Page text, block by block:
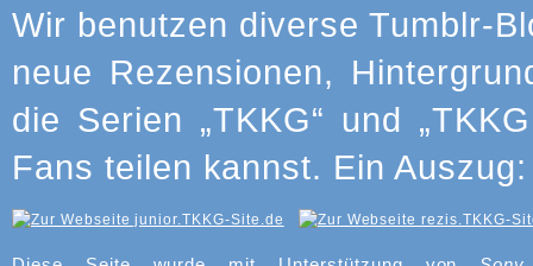
Wir benutzen diverse Tumblr-
neue Rezensionen,
die Serien „TKKG“ und
Fans teilen kannst. Ein Auszug: